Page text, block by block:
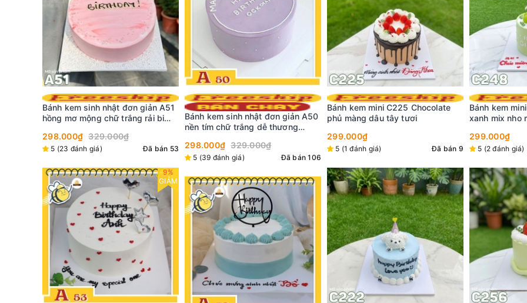
Bánh kem sinh nhật đơn giản A50
không sến
298.000₫ 329.000₫
Bánh kem mini C225 Chocolate
phủ màng dâu tây tươi
5 (1 đánh giá)
Bánh kem mini C248 phủ kem
xanh mix nho mẫu đơn
299.000₫
5 (2 đánh giá) Đã bán 9
Bánh kem
nền xanh và
cùng phụ kiện
349.000₫